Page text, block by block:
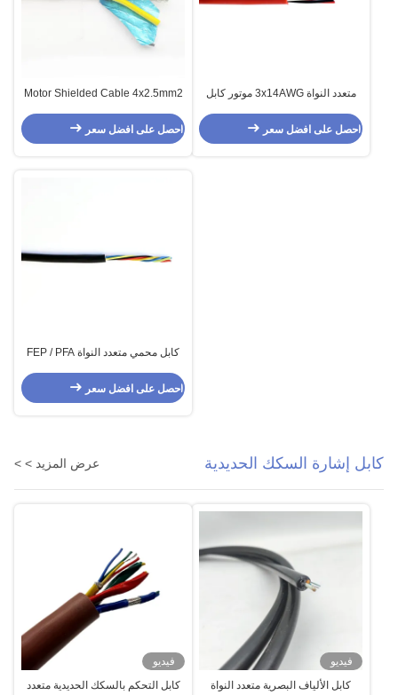
متعدد النواة 3x14AWG موتور كابل
احصل على افضل سعر
Motor Shielded Cable 4x2.5mm2
احصل على افضل سعر
كابل محمي متعدد النواة FEP / PFA
احصل على افضل سعر
كابل إشارة السكك الحديدية عرض المزيد > >
فيديو
كابل الألياف البصرية متعدد النواة
فيديو
كابل التحكم بالسكك الحديدية متعدد